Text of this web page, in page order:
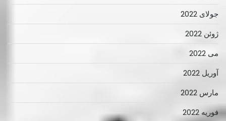
جولای 2022
ژوئن 2022
می 2022
آوریل 2022
مارس 2022
فوریه 2022